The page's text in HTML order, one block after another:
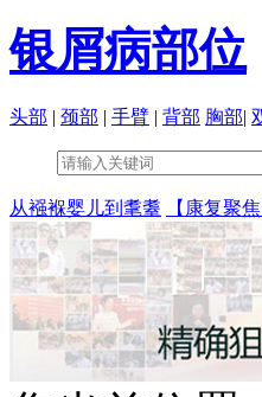
银屑病部位
头部 | 颈部 | 手臂 | 背部 胸部|
从襁褓婴儿到耄耋 【康复聚